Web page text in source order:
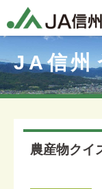
JA信州
農産物クイ